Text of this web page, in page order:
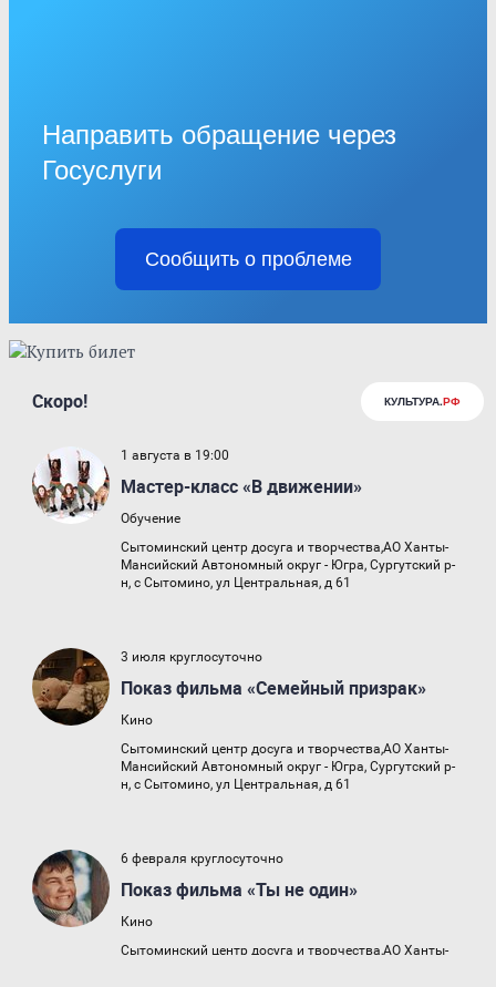
Направить обращение через
Госуслуги
Сообщить о проблеме